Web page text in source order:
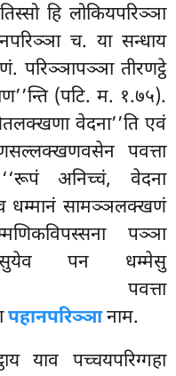
हि लोकियपरिञ्ञा
च. या सन्धाय
परिञ्ञापञ्ञा तीरणट्ठे
(पटि. म. १.७५).
वेदना’’ति एवं
पवत्ता
अनिच्चं, वेदना
धम्मानं सामञ्ञलक्खणं
पञ्ञा
पन धम्मेसु
पवत्ता
पहानपरिञ्ञानाम.
याव पच्चयपरिग्गहा